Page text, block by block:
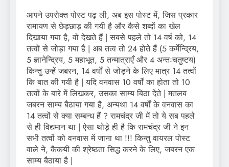
आपने उपरोक्त पोस्ट पढ़ ली, अब इस पोस्ट में, जिस प्रकार
रामायण से छेड़छाड़ की गयी है और कैसे शब्दों का खेल
दिखाया गया है, वो देखते हैं | सबसे पहले तो 14 वर्ष को, 14
तत्वों से जोड़ा गया है | अब तत्व तो 24 होते हैं (5 कर्मेन्द्रिय,
5 ज्ञानेन्द्रिय, 5 महाभूत, 5 तन्मात्राएँ और 4 अन्तःचतुष्टय)
किन्तु उन्हें जबरन, 14 वर्षों से जोड़ने के लिए मात्र 14 तत्वों
कि बात की गयी है | यदि वनवास 10 वर्षों का होता तो 10
तत्वों के बारे में लिखकर, उसका साम्य बिठा देते | मतलब
जबरन साम्य बैठाया गया है, अन्यथा 14 वर्षों के वनवास का
14 तत्वों से क्या सम्बन्ध हैं ? रामचंद्र जी में तो ये सब पहले
से ही विद्यमान था | ऐसा थोड़े ही है कि रामचंद्र जी ने इन
सभी तत्वों को वनवास में जाना था !!! किन्तु वायरल पोस्ट
वाले ने, कैकयी की श्रेष्ठता सिद्ध करने के लिए, जबरन एक
साम्य बैठाया है |